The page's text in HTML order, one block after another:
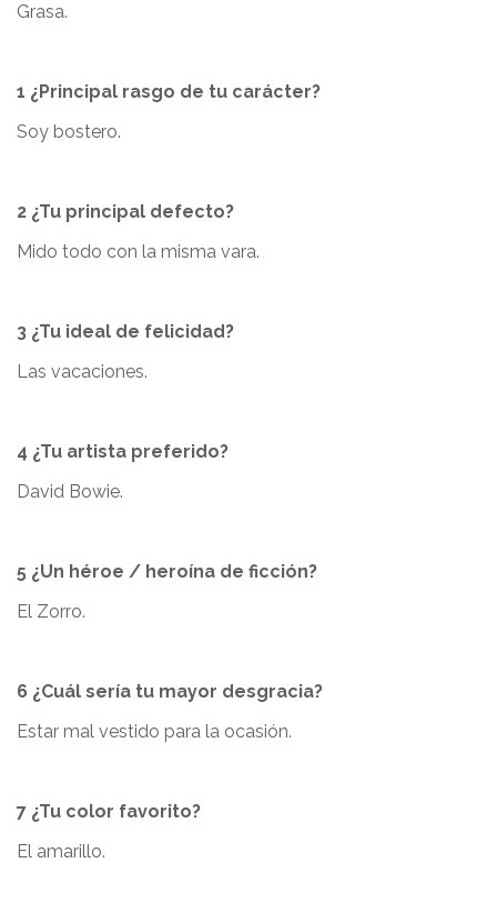
Grasa.
1 ¿Principal rasgo de tu carácter?
Soy bostero.
2 ¿Tu principal defecto?
Mido todo con la misma vara.
3 ¿Tu ideal de felicidad?
Las vacaciones.
4 ¿Tu artista preferido?
David Bowie.
5 ¿Un héroe / heroína de ficción?
El Zorro.
6 ¿Cuál sería tu mayor desgracia?
Estar mal vestido para la ocasión.
7 ¿Tu color favorito?
El amarillo.